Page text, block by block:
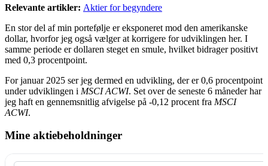
Relevante artikler: Aktier for begyndere
En stor del af min portefølje er eksponeret mod den amerikanske
dollar, hvorfor jeg også vælger at korrigere for udviklingen her. I
samme periode er dollaren steget en smule, hvilket bidrager positivt
med 0,3 procentpoint.
For januar 2025 ser jeg dermed en udvikling, der er 0,6 procentpoint
under udviklingen i MSCI ACWI. Set over de seneste 6 måneder har
jeg haft en gennemsnitlig afvigelse på -0,12 procent fra MSCI
ACWI.
Mine aktiebeholdninger